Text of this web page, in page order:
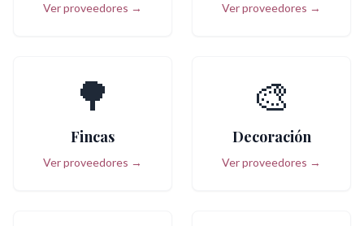
Ver proveedores → Ver proveedores →
🌳
Fincas
Ver proveedores →
🎨
Decoración
Ver proveedores →